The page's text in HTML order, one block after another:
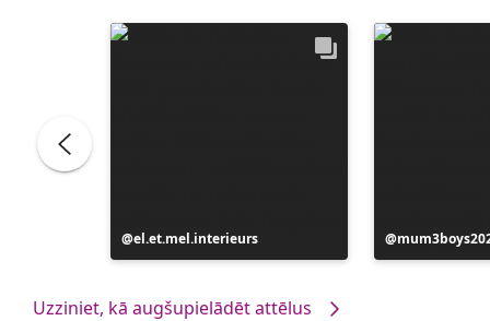
Ierakstu
publicējis
el.et.mel.interieurs
Ierakstu
publicējis
Uzziniet, kā augšupielādēt attēlus